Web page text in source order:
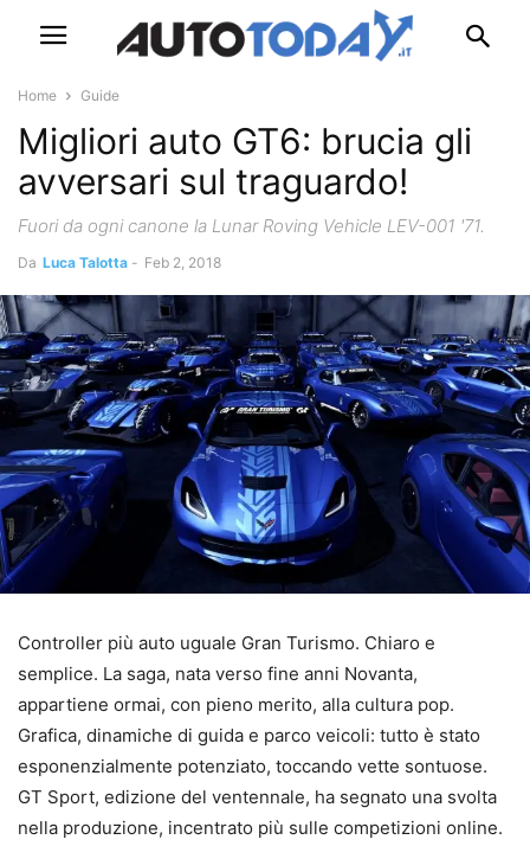
Home Guide
Migliori auto GT6: brucia gli
avversari sul traguardo!
Fuori da ogni canone la Lunar Roving Vehicle LEV-001 '71.
Da Luca Talotta - Feb 2, 2018
Controller più auto uguale Gran Turismo. Chiaro e
semplice. La saga, nata verso fine anni Novanta,
appartiene ormai, con pieno merito, alla cultura pop.
Grafica, dinamiche di guida e parco veicoli: tutto è stato
esponenzialmente potenziato, toccando vette sontuose.
GT Sport, edizione del ventennale, ha segnato una svolta
nella produzione, incentrato più sulle competizioni online.